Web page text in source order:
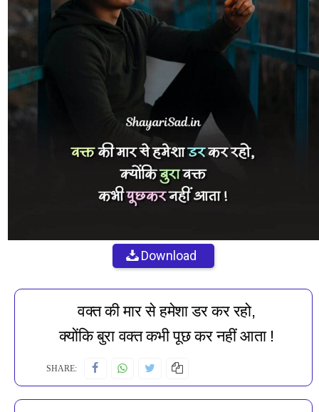
Download
वक्त की मार से हमेशा डर कर रहो,
क्योंकि बुरा वक्त कभी पूछ कर नहीं आता !
SHARE: